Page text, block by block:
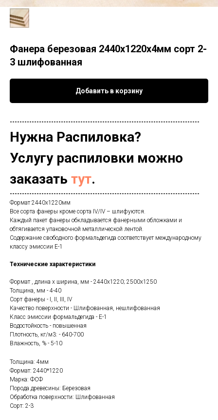
Фанера березовая 2440х1220х4мм сорт 2-
3 шлифованная
Добавить в корзину
------------------------------------------------------------------------------
Нужна Распиловка?
Услугу распиловки можно
заказать тут.
------------------------------------------------------------------------------
Формат 2440х1220мм
Все сорта фанеры кроме сорта IV/IV – шлифуются.
Каждый пакет фанеры обкладывается фанерными обложками и
обтягивается упаковочной металлической лентой.
Содержание свободного формальдегида соответствует международному
классу эмиссии E-1
Технические характеристики
Формат , длина х ширина, мм - 2440х1220; 2500х1250
Толщина, мм - 4-40
Сорт фанеры - I, II, III, IV
Качество поверхности - Шлифованная, нешлифованная
Класс эмиссии формальдегида - Е-1
Водостойкость - повышенная
Плотность, кг/м3: - 640-700
Влажность, % - 5-10
Толщина: 4мм
Формат: 2440*1220
Марка: ФСФ
Порода древесины: Березовая
Обработка поверхности: Шлифованная
Сорт: 2-3